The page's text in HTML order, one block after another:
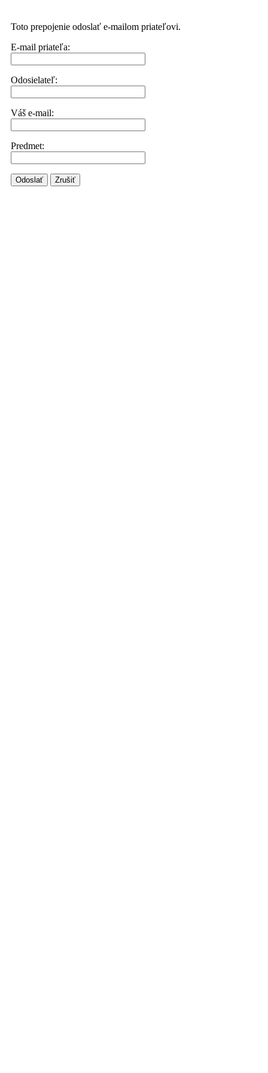
Toto prepojenie odoslať e-mailom priateľovi.
E-mail priateľa:
Odosielateľ:
Váš e-mail:
Predmet:
Odoslať Zrušiť